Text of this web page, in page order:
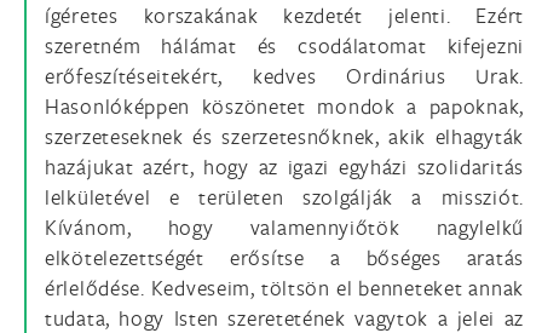
ígéretes korszakának kezdetét jelenti. Ezért
szeretném hálámat és csodálatomat kifejezni
erőfeszítéseitekért, kedves Ordinárius Urak.
Hasonlóképpen köszönetet mondok a papoknak,
szerzeteseknek és szerzetesnőknek, akik elhagyták
hazájukat azért, hogy az igazi egyházi szolidaritás
lelkületével e területen szolgálják a missziót.
Kívánom, hogy valamennyiőtök nagylelkű
elkötelezettségét erősítse a bőséges aratás
érlelődése. Kedveseim, töltsön el benneteket annak
tudata, hogy Isten szeretetének vagytok a jelei az